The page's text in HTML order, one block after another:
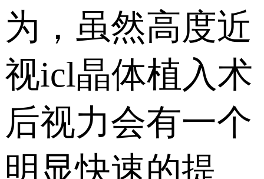
为，虽然高度近
视icl晶体植入术
后视力会有一个
明显快速的提